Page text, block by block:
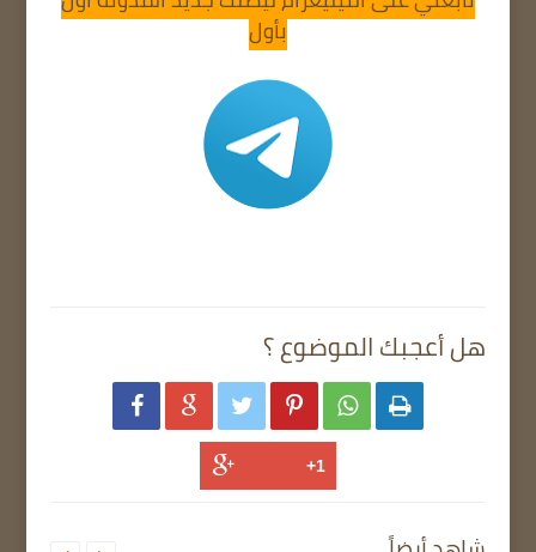
بأول
هل أعجبك الموضوع ؟
     